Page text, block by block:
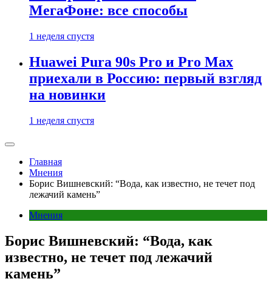
МегаФоне: все способы
1 неделя спустя
Huawei Pura 90s Pro и Pro Max
приехали в Россию: первый взгляд
на новинки
1 неделя спустя
Главная
Мнения
Борис Вишневский: “Вода, как известно, не течет под
лежачий камень”
Мнения
Борис Вишневский: “Вода, как
известно, не течет под лежачий
камень”